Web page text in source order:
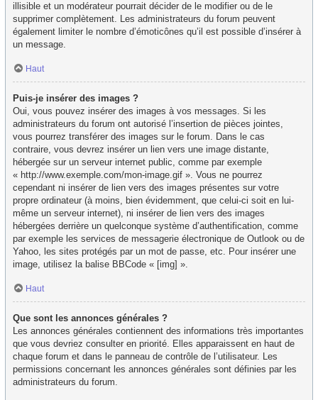
illisible et un modérateur pourrait décider de le modifier ou de le
supprimer complètement. Les administrateurs du forum peuvent
également limiter le nombre d’émoticônes qu’il est possible d’insérer à
un message.
Haut
Puis-je insérer des images ?
Oui, vous pouvez insérer des images à vos messages. Si les
administrateurs du forum ont autorisé l’insertion de pièces jointes,
vous pourrez transférer des images sur le forum. Dans le cas
contraire, vous devrez insérer un lien vers une image distante,
hébergée sur un serveur internet public, comme par exemple
« http://www.exemple.com/mon-image.gif ». Vous ne pourrez
cependant ni insérer de lien vers des images présentes sur votre
propre ordinateur (à moins, bien évidemment, que celui-ci soit en lui-
même un serveur internet), ni insérer de lien vers des images
hébergées derrière un quelconque système d’authentification, comme
par exemple les services de messagerie électronique de Outlook ou de
Yahoo, les sites protégés par un mot de passe, etc. Pour insérer une
image, utilisez la balise BBCode « [img] ».
Haut
Que sont les annonces générales ?
Les annonces générales contiennent des informations très importantes
que vous devriez consulter en priorité. Elles apparaissent en haut de
chaque forum et dans le panneau de contrôle de l’utilisateur. Les
permissions concernant les annonces générales sont définies par les
administrateurs du forum.